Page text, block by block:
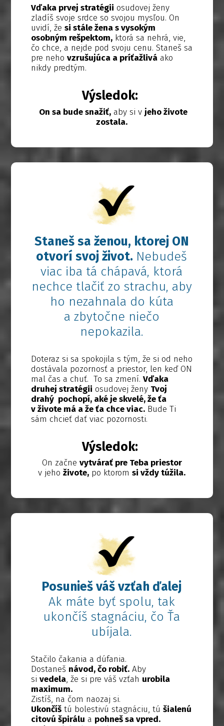
Vďaka prvej stratégii osudovej ženy
zladíš svoje srdce so svojou mysľou. On
uvidí, že si stále žena s vysokým
osobným rešpektom,ktorá sa nehrá, vie,
čo chce, a nejde pod svoju cenu. Staneš sa
pre neho vzrušujúca a príťažliváako
nikdy predtým.
Výsledok:
On sa bude snažiť,aby si v jeho živote
zostala.
Staneš sa ženou, ktorej ON
otvorísvoj život. Nebudeš
viac iba tá chápavá, ktorá
nechce tlačiť zo strachu, aby
ho nezahnala do kúta
a zbytočne niečo
nepokazila.
Doteraz si sa spokojila s tým, že si od neho
dostávala pozornosť a priestor, len keď ON
mal čas a chuť. To sa zmení. Vďaka
druhej stratégii osudovej ženy Tvoj
drahý pochopí, aké je skvelé, že ťa
v živote má a že ťa chce viac.Bude Ti
sám chcieť dať viac pozornosti.
Výsledok:
On začne vytvárať pre Teba priestor
v jehoživote, po ktoromsi vždy túžila.
Posunieš váš vzťah ďalej
Ak máte byť spolu, tak
ukončíš stagnáciu, čo Ťa
ubíjala.
Stačilo čakania a dúfania.
Dostaneš návod, čo robiť.Aby
si vedela, že si pre váš vzťah urobila
maximum.
Zistíš, na čom naozaj si.
Ukončíštú bolestivú stagnáciu, tú šialenú
citovú špirálu a pohneš sa vpred.